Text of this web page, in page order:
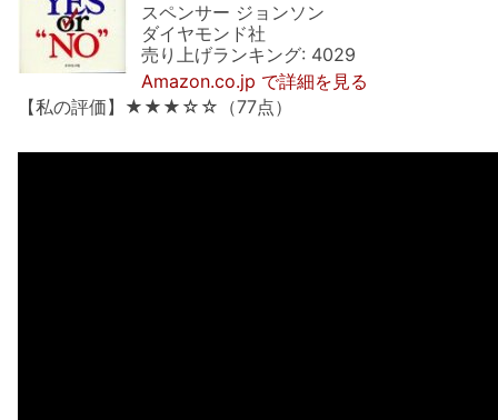
スペンサー ジョンソン
ダイヤモンド社
売り上げランキング: 4029
Amazon.co.jp で詳細を見る
【私の評価】★★★☆☆（77点）